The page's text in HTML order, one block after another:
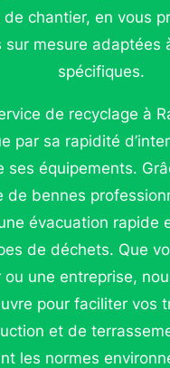
chantier, en vous
sur mesure adaptées
spécifiques.
de recyclage à
par sa rapidité
ses équipements.
de bennes
évacuation rapide
de déchets. Que
ou une entreprise,
pour faciliter vos
et de
les normes